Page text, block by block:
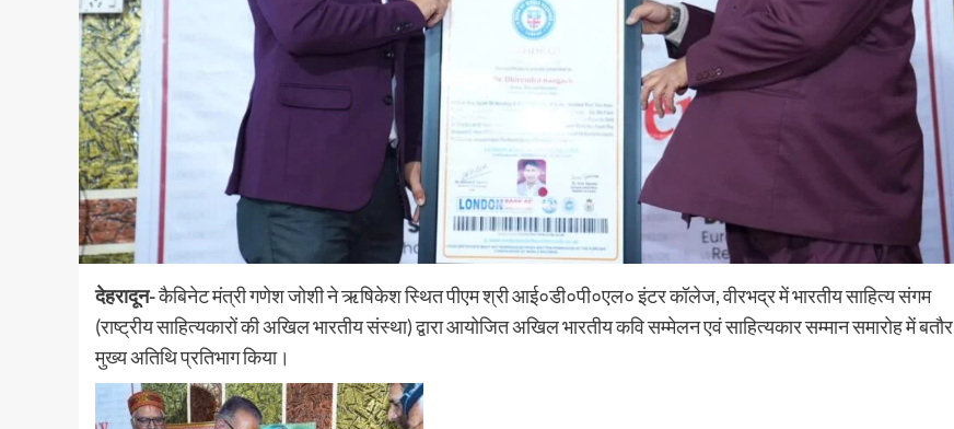
देहरादून-कैबिनेट मंत्री गणेश जोशी ने ऋषिकेश स्थित पीएम श्री आई०डी०पी०एल० इंटर कॉलेज, वीरभद्र में भारतीय साहित्य संगम
(राष्ट्रीय साहित्यकारों की अखिल भारतीय संस्था) द्वारा आयोजित अखिल भारतीय कवि सम्मेलन एवं साहित्यकार सम्मान समारोह में बतौर
मुख्य अतिथि प्रतिभाग किया।